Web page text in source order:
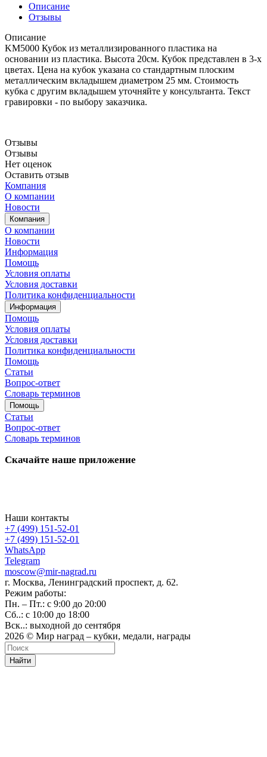
Описание
Отзывы
Описание
KM5000 Кубок из металлизированного пластика на
основании из пластика. Высота 20см. Кубок представлен в 3-х
цветах. Цена на кубок указана со стандартным плоским
металлическим вкладышем диаметром 25 мм. Стоимость
кубка с другим вкладышем уточняйте у консультанта. Текст
гравировки - по выбору заказчика.
Отзывы
Отзывы
Нет оценок
Оставить отзыв
Компания
О компании
Новости
Компания
О компании
Новости
Информация
Помощь
Условия оплаты
Условия доставки
Политика конфиденциальности
Информация
Помощь
Условия оплаты
Условия доставки
Политика конфиденциальности
Помощь
Статьи
Вопрос-ответ
Словарь терминов
Помощь
Статьи
Вопрос-ответ
Словарь терминов
Скачайте наше приложение
Наши контакты
+7 (499) 151-52-01
+7 (499) 151-52-01
WhatsApp
Telegram
moscow@mir-nagrad.ru
г. Москва, Ленинградский проспект, д. 62.
Режим работы:
Пн. – Пт.: с 9:00 до 20:00
Сб..: с 10:00 до 18:00
Вск..: выходной до сентября
2026 © Мир наград – кубки, медали, награды
Найти